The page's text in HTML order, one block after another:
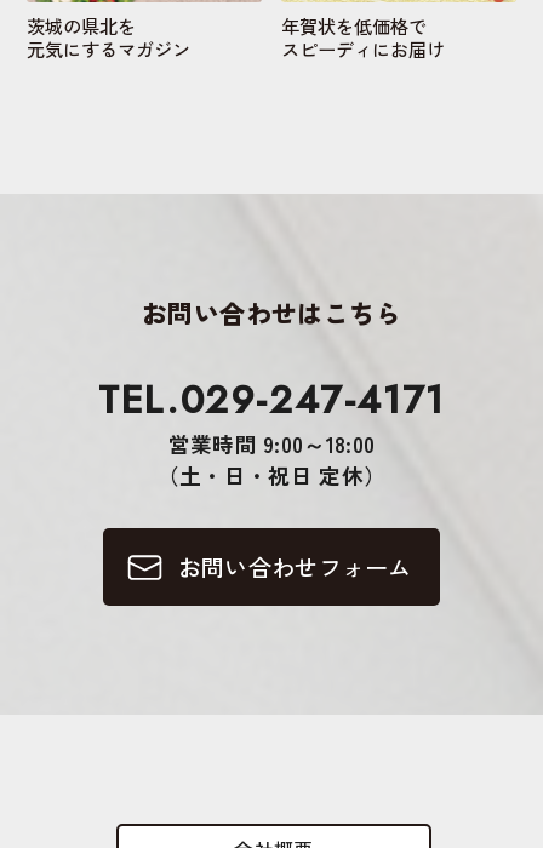
茨城の県北を
元気にするマガジン
年賀状を低価格で
スピーディにお届け
お問い合わせはこちら
TEL.029-247-4171
営業時間 9:00～18:00
（土・日・祝日 定休）
お問い合わせフォーム